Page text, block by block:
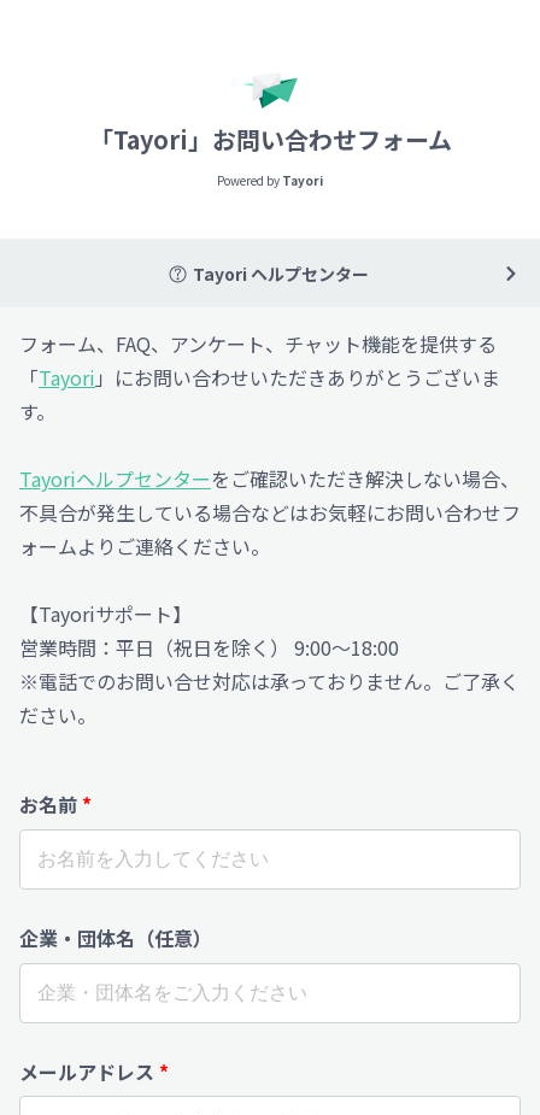
「Tayori」お問い合わせフォーム
Powered by Tayori
Tayori ヘルプセンター
フォーム、FAQ、アンケート、チャット機能を提供する
「Tayori 」にお問い合わせいただきありがとうございま
す。
Tayoriヘルプセンターをご確認いただき解決しない場合、
不具合が発生している場合などはお気軽にお問い合わせフ
ォームよりご連絡ください。
【Tayoriサポート】
営業時間：平日（祝日を除く） 9:00〜18:00
※電話でのお問い合せ対応は承っておりません。ご了承く
ださい。
お名前 *
企業・団体名（任意）
メールアドレス *